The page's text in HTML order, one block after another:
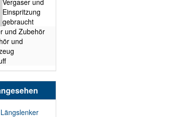
Vergaser und
Einspritzung
gebraucht
und Zubehör
und